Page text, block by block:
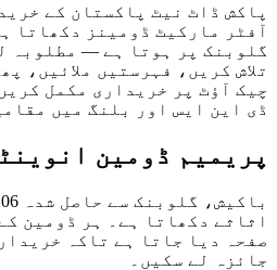
پاکش ڈاٹ نیٹ پاکستان کے
آفٹر مارکیٹ ڈومینز دکھاتا
گلوبنک پر ہوتا ہے — مطلوبہ
تلاش کریں، فہرستیں ملائیں،
چیک آؤٹ پر خریداری مکمل
ڈی این ایس اور بلنگ میں
پریمیم ڈومین
اثاثے دکھاتا ہے۔ ہر ڈومین
صفحہ دیا جاتا ہے تاکہ
جائزہ لے سکیں۔